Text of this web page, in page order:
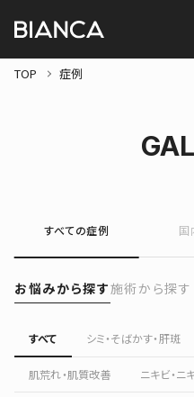
TOP 症例
すべての症例 国
お悩みから探す施術から探す
すべて シミ・そばかす・肝斑
肌荒れ・肌質改善 ニキビ・ニ